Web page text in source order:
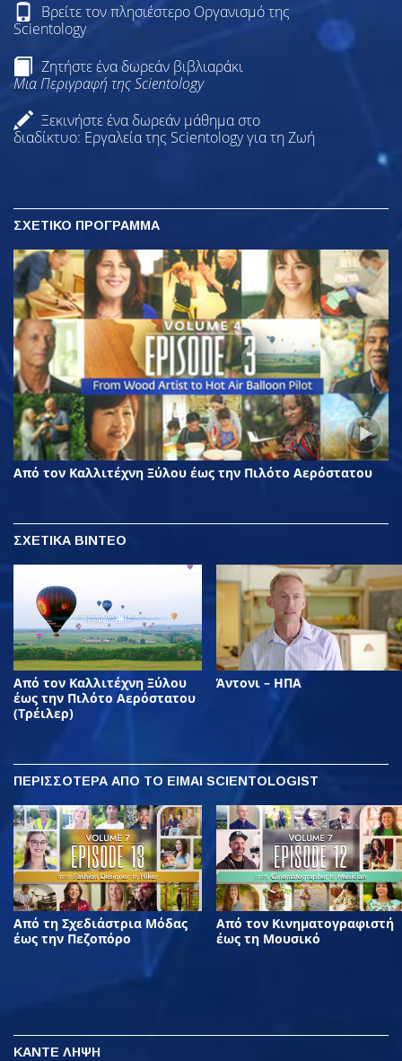
Βρείτε τον πλησιέστερο Οργανισμό της
Scientology
Ζητήστε ένα δωρεάν βιβλιαράκι
Μια Περιγραφή της Scientology
Ξεκινήστε ένα δωρεάν μάθημα στο
διαδίκτυο: Εργαλεία της Scientology για τη Ζωή
ΣΧΕΤΙΚΟ ΠΡΟΓΡΑΜΜΑ
Από τον Καλλιτέχνη Ξύλου έως την Πιλότο Αερόστατου
ΣΧΕΤΙΚΑ ΒΙΝΤΕΟ
Από τον Καλλιτέχνη Ξύλου
έως την Πιλότο Αερόστατου
(Τρέιλερ)
Άντονι – ΗΠΑ
ΠΕΡΙΣΣΟΤΕΡΑ ΑΠΟ ΤΟ ΕΙΜΑΙ SCIENTOLOGIST
Από τη Σχεδιάστρια Μόδας
έως την Πεζοπόρο
Από τον Κινηματογραφιστή
έως τη Μουσικό
ΚΑΝΤΕ ΛΗΨΗ